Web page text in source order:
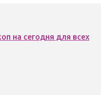
на сегодня для всех